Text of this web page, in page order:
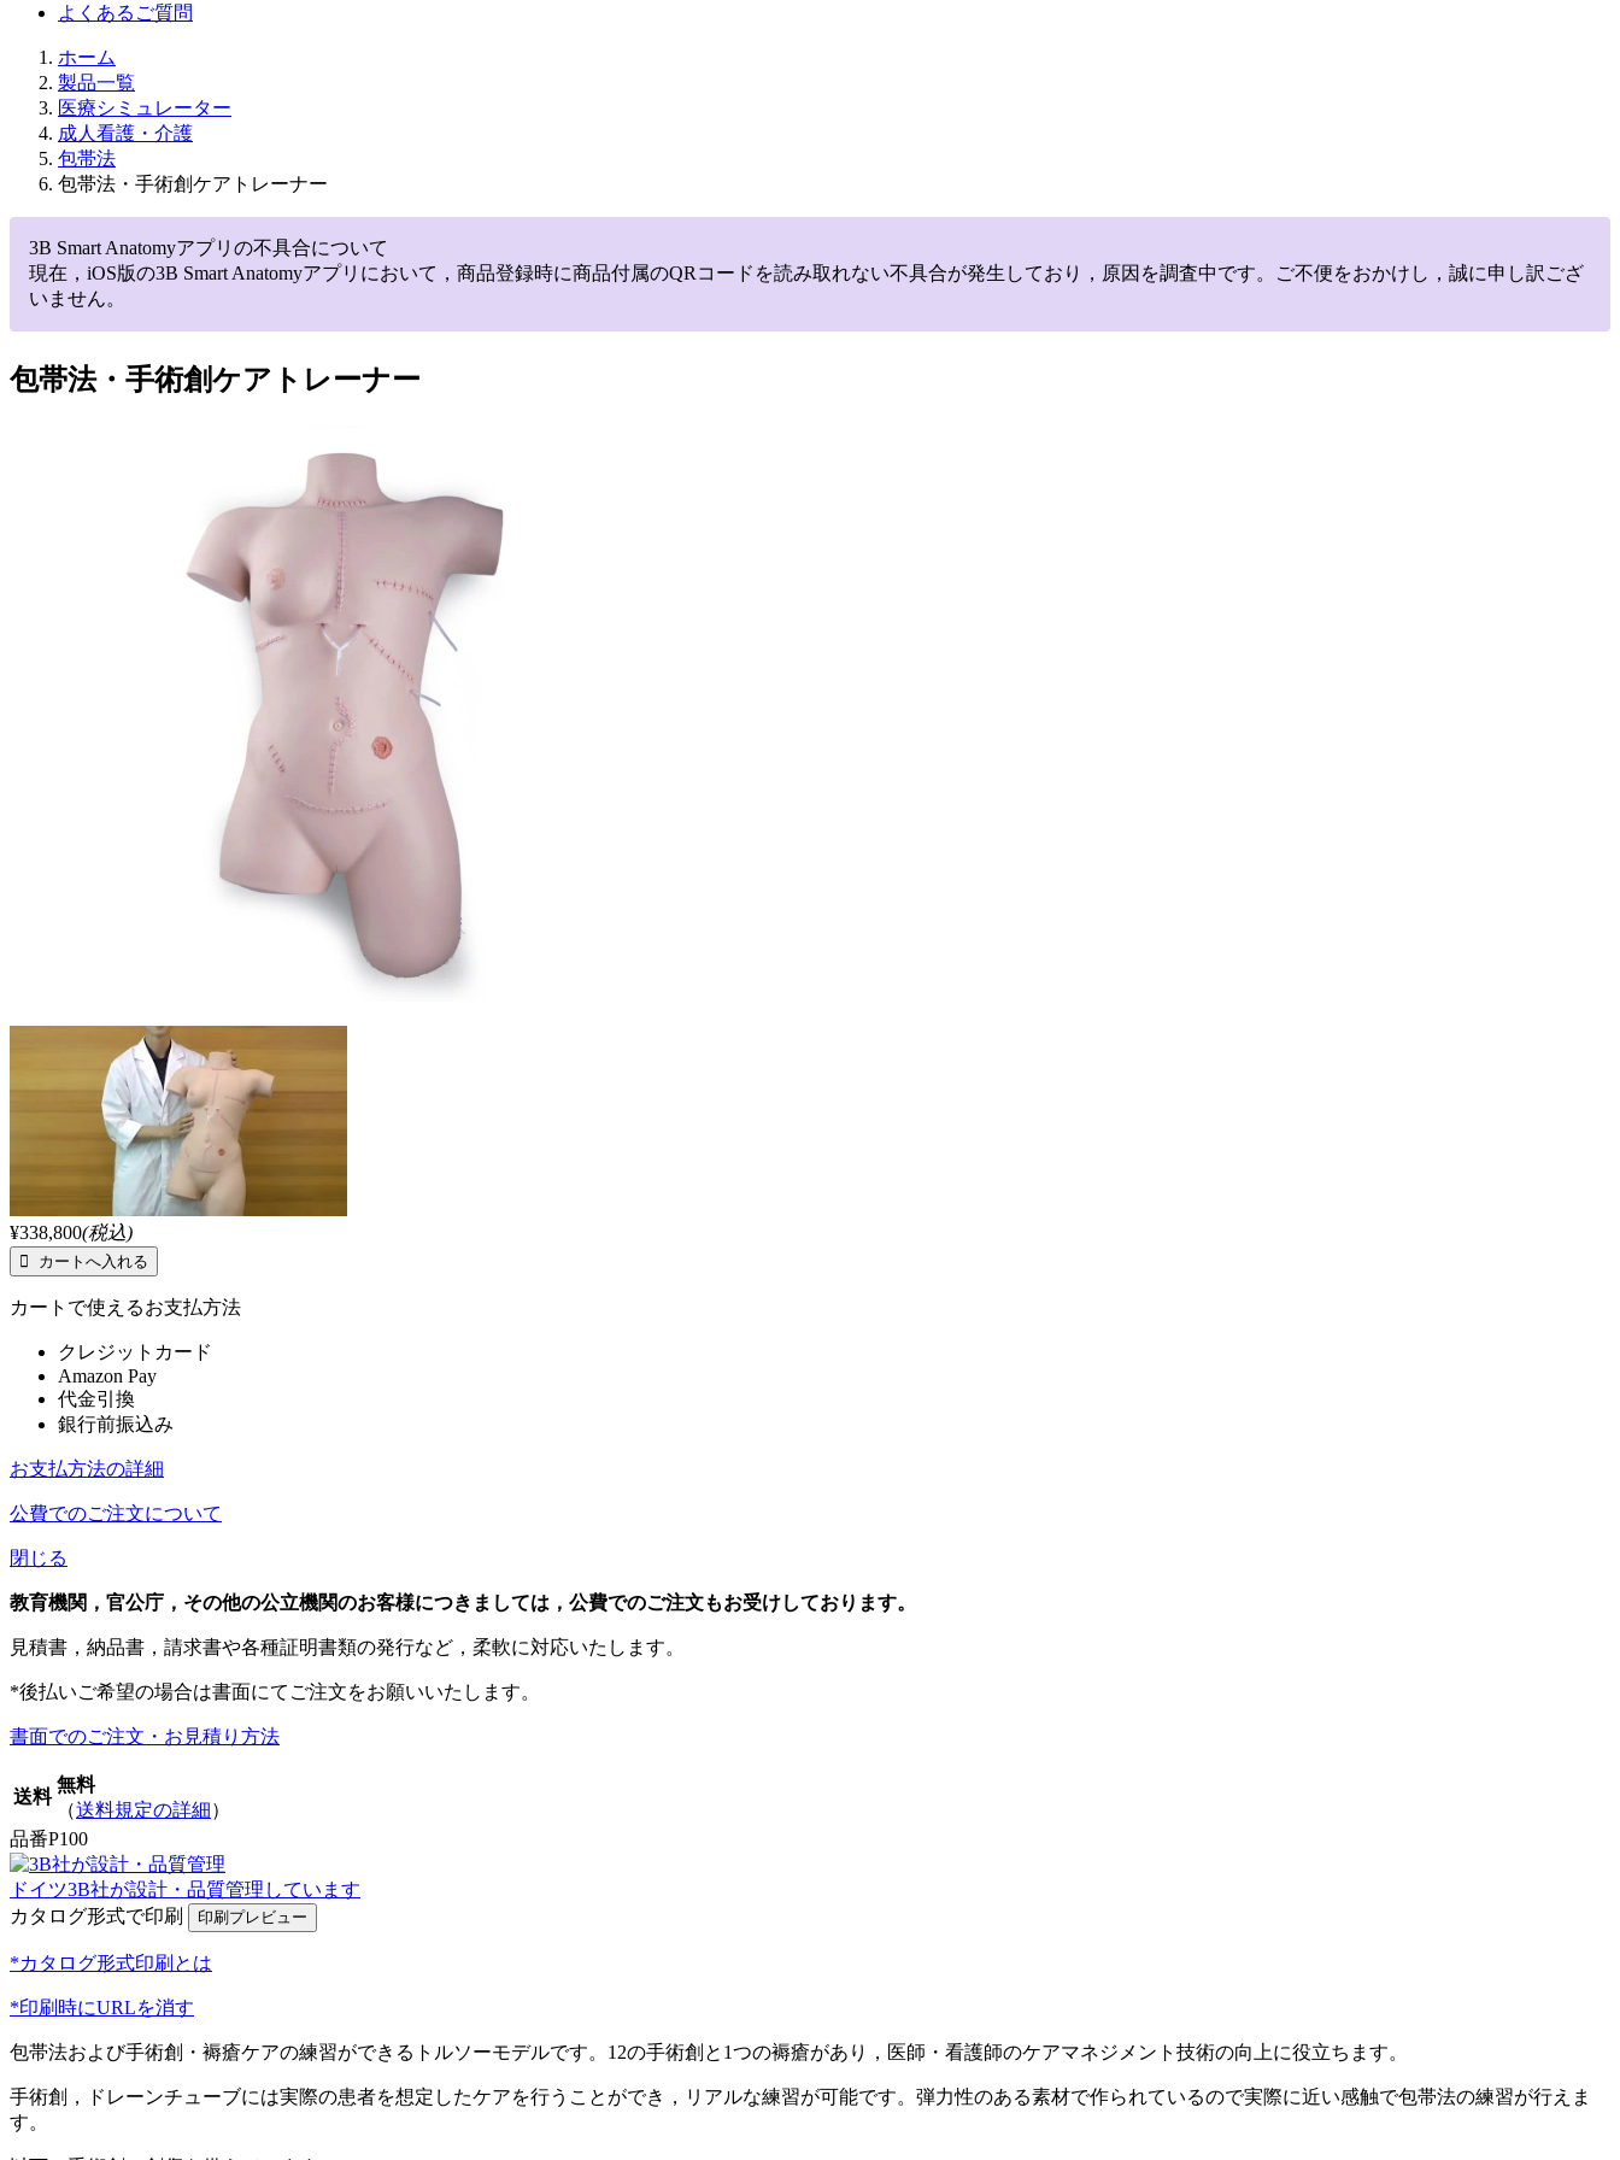
よくあるご質問
ホーム
製品一覧
医療シミュレーター
成人看護・介護
包帯法
包帯法・手術創ケアトレーナー
3B Smart Anatomyアプリの不具合について
現在，iOS版の3B Smart Anatomyアプリにおいて，商品登録時に商品付属のQRコードを読み取れない不具合が発生しており，原因を調査中です。ご不便をおかけし，誠に申し訳ござ
いません。
包帯法・手術創ケアトレーナー
¥338,800(税込)
カートで使えるお支払方法
クレジットカード
Amazon Pay
代金引換
銀行前振込み
お支払方法の詳細
公費でのご注文について
閉じる
教育機関，官公庁，その他の公立機関のお客様につきましては，公費でのご注文もお受けしております。
見積書，納品書，請求書や各種証明書類の発行など，柔軟に対応いたします。
*後払いご希望の場合は書面にてご注文をお願いいたします。
書面でのご注文・お見積り方法
送料
無料
（送料規定の詳細）
品番P100
ドイツ3B社が設計・品質管理しています
カタログ形式で印刷
*カタログ形式印刷とは
*印刷時にURLを消す
包帯法および手術創・褥瘡ケアの練習ができるトルソーモデルです。12の手術創と1つの褥瘡があり，医師・看護師のケアマネジメント技術の向上に役立ちます。
手術創，ドレーンチューブには実際の患者を想定したケアを行うことができ，リアルな練習が可能です。弾力性のある素材で作られているので実際に近い感触で包帯法の練習が行えま
す。